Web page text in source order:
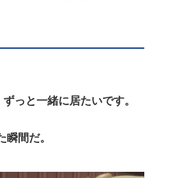
っと一緒に居たいです。
瞬間だ。